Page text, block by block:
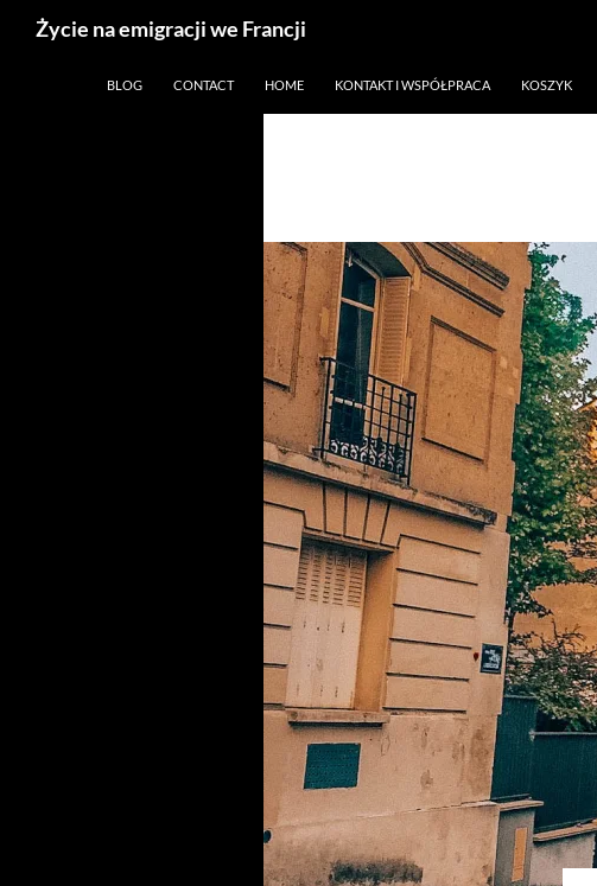
Życie na emigracji we Francji
BLOG CONTACT HOME KONTAKT I WSPÓŁPRACA KOSZYK